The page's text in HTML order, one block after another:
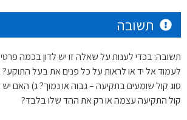
תשובה
תשובה: בכדי לענות על שאלה זו יש לדון בכמה
לעמוד אל יד או לראות על כל פנים את בעל
סוג קול שומעים בתקיעה – גבוה או נמוך? ג)
קול התקיעה עצמה או רק את ההד שלו בלבד?